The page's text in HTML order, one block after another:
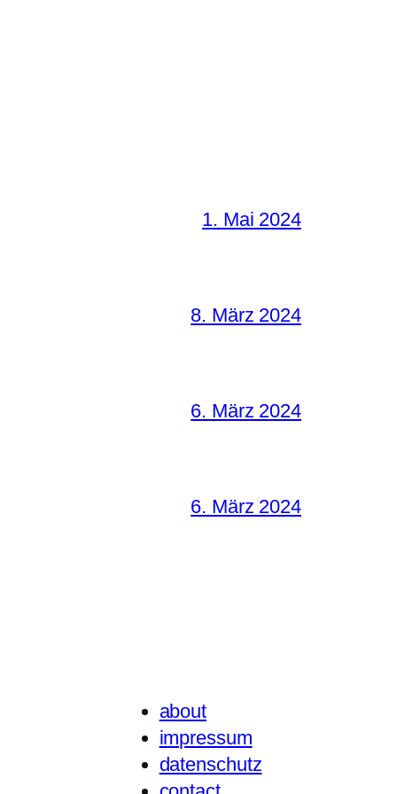
1. Mai 2024
8. März 2024
6. März 2024
6. März 2024
about
impressum
datenschutz